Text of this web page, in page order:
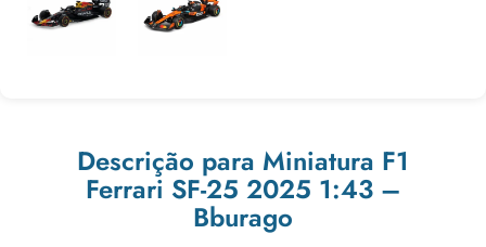
Descrição para Miniatura F1
Ferrari SF-25 2025 1:43 –
Bburago